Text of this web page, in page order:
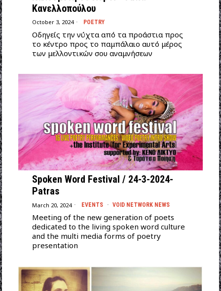
Κανελλοπούλου
October 3, 2024 POETRY
Οδηγείς την νύχτα από τα προάστια προς
το κέντρο προς το παμπάλαιο αυτό μέρος
των μελλοντικών σου αναμνήσεων
Spoken Word Festival / 24-3-2024-
Patras
March 20, 2024 EVENTS · VOID NETWORK NEWS
Meeting of the new generation of poets
dedicated to the living spoken word culture
and the multi media forms of poetry
presentation